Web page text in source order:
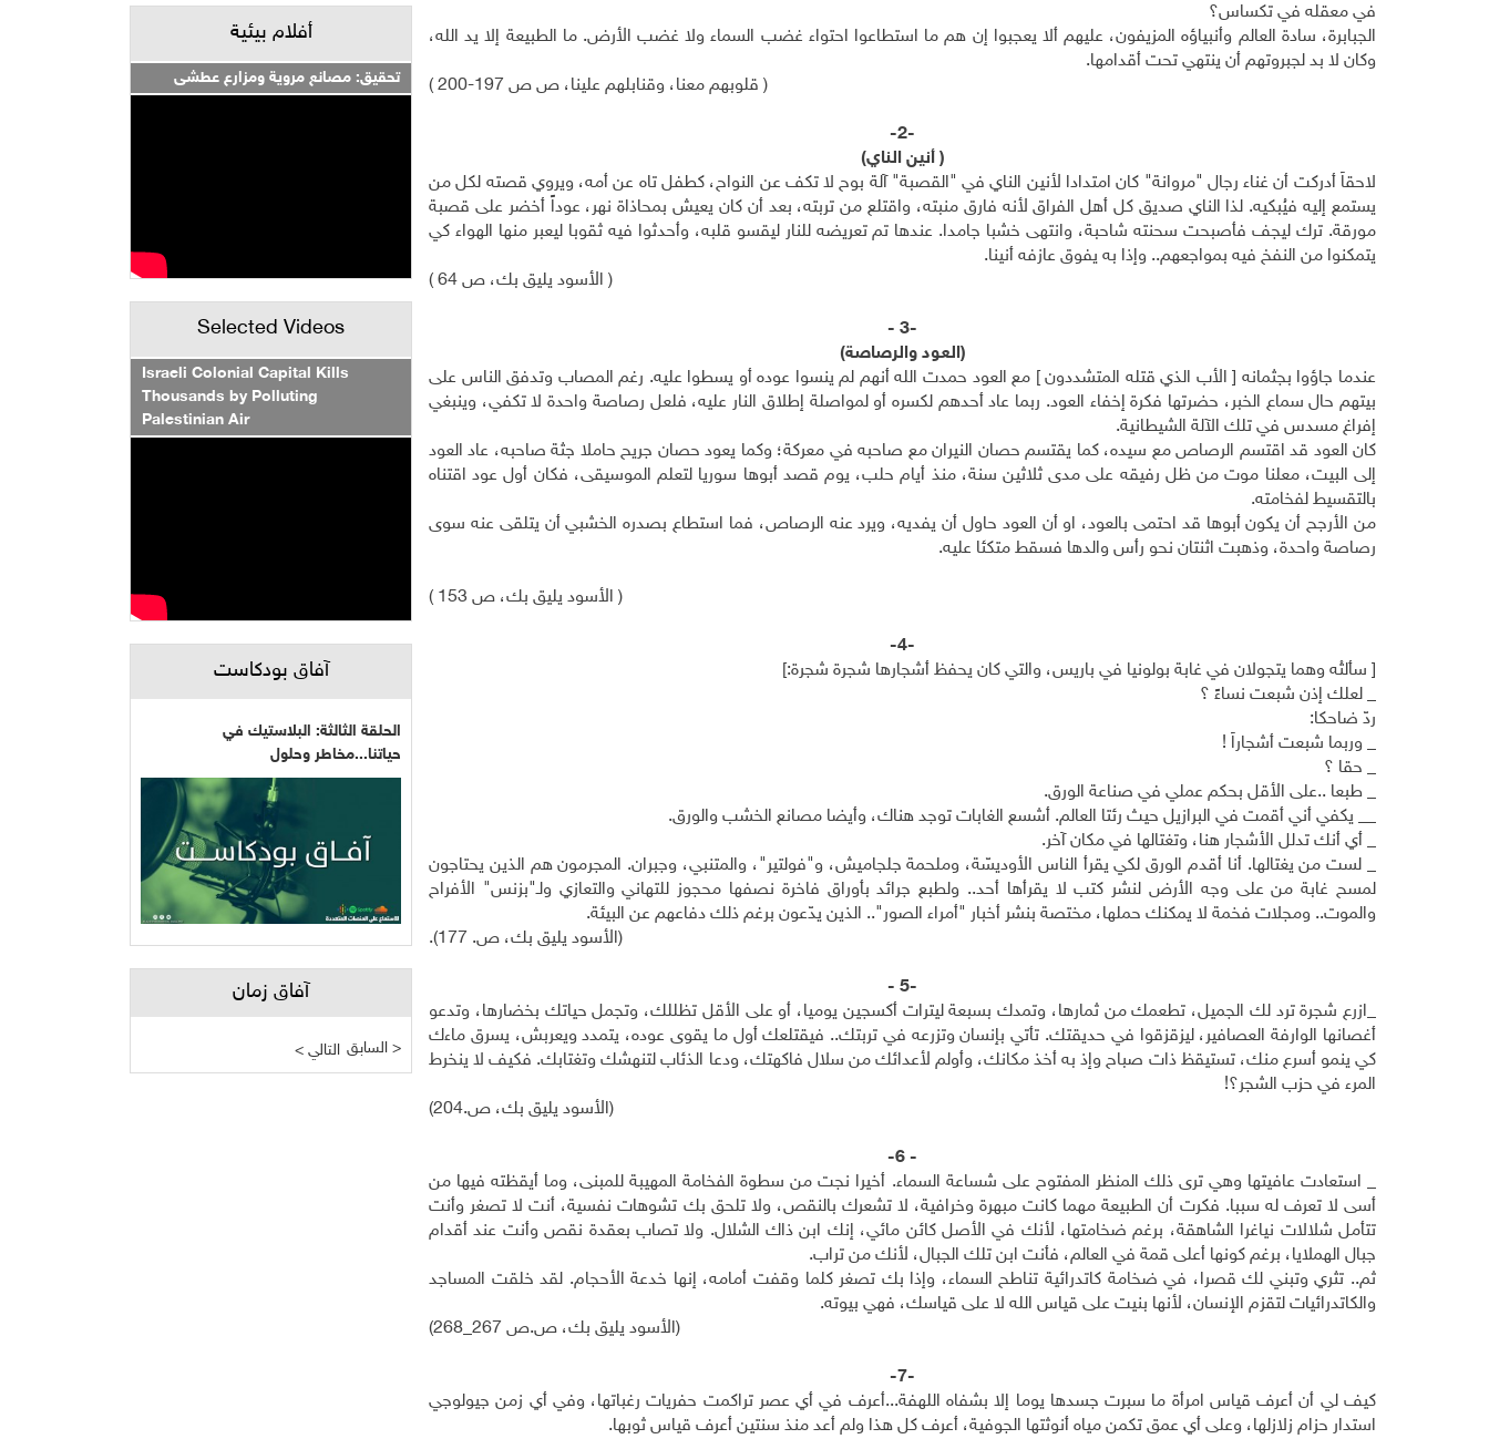
في معقله في تكساس؟
الجبابرة، سادة العالم وأنبياؤه المزيفون، عليهم ألا يعجبوا إن هم ما استطاعوا احتواء غضب السماء ولا غضب الأرض. ما الطبيعة إلا يد الله،
وكان لا بد لجبروتهم أن ينتهي تحت أقدامها.
( قلوبهم معنا، وقنابلهم علينا، ص ص 197-200 )
-2-
( أنين الناي)
لاحقاً أدركت أن غناء رجال "مروانة" كان امتدادا لأنين الناي في "القصبة" آلة بوح لا تكف عن النواح، كطفل تاه عن أمه، ويروي قصته لكل من
يستمع إليه فيُبكيه. لذا الناي صديق كل أهل الفراق لأنه فارق منبته، واقتلع من تربته، بعد أن كان يعيش بمحاذاة نهر، عوداً أخضر على قصبة
مورقة. ترك ليجف فأصبحت سحنته شاحبة، وانتهى خشبا جامدا. عندها تم تعريضه للنار ليقسو قلبه، وأحدثوا فيه ثقوبا ليعبر منها الهواء كي
يتمكنوا من النفخ فيه بمواجعهم.. وإذا به يفوق عازفه أنينا.
( الأسود يليق بك، ص 64 )
-
3
-
(العود والرصاصة)
عندما جاؤوا بجثمانه [ الأب الذي قتله المتشددون ] مع العود حمدت الله أنهم لم ينسوا عوده أو يسطوا عليه. رغم المصاب وتدفق الناس على
بيتهم حال سماع الخبر، حضرتها فكرة إخفاء العود. ربما عاد أحدهم لكسره أو لمواصلة إطلاق النار عليه، فلعل رصاصة واحدة لا تكفي، وينبغي
إفراغ مسدس في تلك الآلة الشيطانية.
كان العود قد اقتسم الرصاص مع سيده، كما يقتسم حصان النيران مع صاحبه في معركة؛ وكما يعود حصان جريح حاملا جثة صاحبه، عاد العود
إلى البيت، معلنا موت من ظل رفيقه على مدى ثلاثين سنة، منذ أيام حلب، يوم قصد أبوها سوريا لتعلم الموسيقى، فكان أول عود اقتناه
بالتقسيط لفخامته.
من الأرجح أن يكون أبوها قد احتمى بالعود، او أن العود حاول أن يفديه، ويرد عنه الرصاص، فما استطاع بصدره الخشبي أن يتلقى عنه سوى
رصاصة واحدة، وذهبت اثنتان نحو رأس والدها فسقط متكئا عليه.
( الأسود يليق بك، ص 153 )
-4-
[ سألتْه وهما يتجولان في غابة بولونيا في باريس، والتي كان يحفظ أشجارها شجرة شجرة:]
_ لعلك إذن شبعت نساءً ؟
ردّ ضاحكا:
_ وربما شبعت أشجاراً !
_ حقا ؟
_ طبعا ..على الأقل بحكم عملي في صناعة الورق.
__ يكفي أني أقمت في البرازيل حيث رئتا العالم. أشسع الغابات توجد هناك، وأيضا مصانع الخشب والورق.
_ أي أنك تدلل الأشجار هنا، وتغتالها في مكان آخر.
_ لست من يغتالها. أنا أقدم الورق لكي يقرأ الناس الأوديسّة، وملحمة جلجاميش، و"فولتير"، والمتنبي، وجبران. المجرمون هم الذين يحتاجون
لمسح غابة من على وجه الأرض لنشر كتب لا يقرأها أحد.. ولطبع جرائد بأوراق فاخرة نصفها محجوز للتهاني والتعازي ولـ"بزنس" الأفراح
والموت.. ومجلات فخمة لا يمكنك حملها، مختصة بنشر أخبار "أمراء الصور".. الذين يدّعون برغم ذلك دفاعهم عن البيئة.
(الأسود يليق بك، ص. 177).
-5 -
_ازرع شجرة ترد لك الجميل، تطعمك من ثمارها، وتمدك بسبعة ليترات أكسجين يوميا، أو على الأقل تظللك، وتجمل حياتك بخضارها، وتدعو
أغصانها الوارفة العصافير، ليزقزقوا في حديقتك. تأتي بإنسان وتزرعه في تربتك.. فيقتلعك أول ما يقوى عوده، يتمدد ويعربش، يسرق ماءك
كي ينمو أسرع منك، تستيقظ ذات صباح وإذ به أخذ مكانك، وأولم لأعدائك من سلال فاكهتك، ودعا الذئاب لتنهشك وتغتابك. فكيف لا ينخرط
المرء في حزب الشجر؟!
(الأسود يليق بك، ص.204)
- 6-
_ استعادت عافيتها وهي ترى ذلك المنظر المفتوح على شساعة السماء. أخيرا نجت من سطوة الفخامة المهيبة للمبنى، وما أيقظته فيها من
أسى لا تعرف له سببا. فكرت أن الطبيعة مهما كانت مبهرة وخرافية، لا تشعرك بالنقص، ولا تلحق بك تشوهات نفسية، أنت لا تصغر وأنت
تتأمل شلالات نياغرا الشاهقة، برغم ضخامتها، لأنك في الأصل كائن مائي، إنك ابن ذاك الشلال. ولا تصاب بعقدة نقص وأنت عند أقدام
جبال الهملايا، برغم كونها أعلى قمة في العالم، فأنت ابن تلك الجبال، لأنك من تراب.
ثم.. تثري وتبني لك قصرا، في ضخامة كاتدرائية تناطح السماء، وإذا بك تصغر كلما وقفت أمامه، إنها خدعة الأحجام. لقد خلقت المساجد
والكاتدرائيات لتقزم الإنسان، لأنها بنيت على قياس الله لا على قياسك، فهي بيوته.
(الأسود يليق بك، ص.ص 267_268)
-7-
كيف لي أن أعرف قياس امرأة ما سبرت جسدها يوما إلا بشفاه اللهفة...أعرف في أي عصر تراكمت حفريات رغباتها، وفي أي زمن جيولوجي
استدار حزام زلازلها، وعلى أي عمق تكمن مياه أنوثتها الجوفية، أعرف كل هذا ولم أعد منذ سنتين أعرف قياس ثوبها.
أفلام بيئية
تحقيق: مصانع مروية ومزارع عطشى
Selected Videos
Israeli Colonial Capital Kills
Thousands by Polluting
Palestinian Air
آفاق بودكاست
الحلقة الثالثة: البلاستيك في
حياتنا...مخاطر وحلول
آفاق زمان
< التالي السابق >